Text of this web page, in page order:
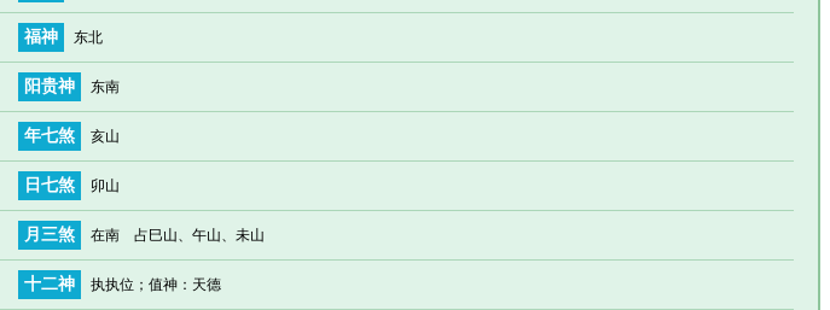
福神 东北
阳贵神 东南
年七煞 亥山
日七煞 卯山
月三煞 在南 占巳山、午山、未山
十二神 执执位 ；值神：天德